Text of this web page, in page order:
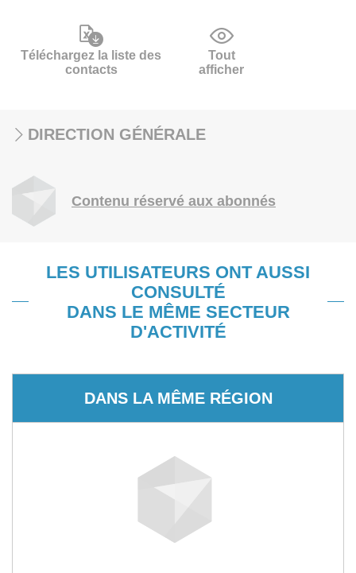
Téléchargez la liste des
contacts
Tout
afficher
DIRECTION GÉNÉRALE
Contenu réservé aux abonnés
LES UTILISATEURS ONT AUSSI
CONSULTÉ
DANS LE MÊME SECTEUR
D'ACTIVITÉ
DANS LA MÊME RÉGION